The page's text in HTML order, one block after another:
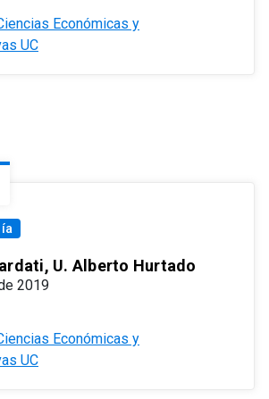
Económicas y
UC
U. Alberto Hurtado
2019
Económicas y
UC